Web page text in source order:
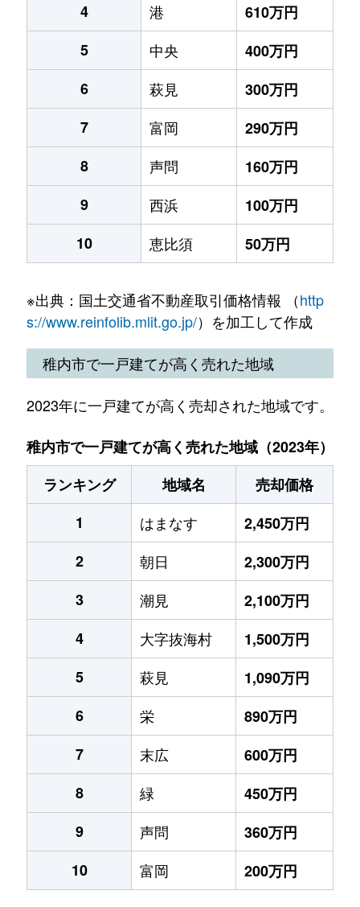
4
港
610万円
5
中央
400万円
6
萩見
300万円
7
富岡
290万円
8
声問
160万円
9
西浜
100万円
10
恵比須 50万円
※出典：国土交通省不動産取引価格情報 （http
s://www.reinfolib.mlit.go.jp/）を加工して作成
稚内市で一戸建てが高く売れた地域
2023年に一戸建てが高く売却された地域です。
稚内市で一戸建てが高く売れた地域（2023年）
ランキング
地域名
売却価格
1
はまなす
2,450万円
2
朝日
2,300万円
3
潮見
2,100万円
4
大字抜海村
1,500万円
5
萩見
1,090万円
6
栄
890万円
7
末広
600万円
8
緑
450万円
9
声問
360万円
10
富岡 200万円